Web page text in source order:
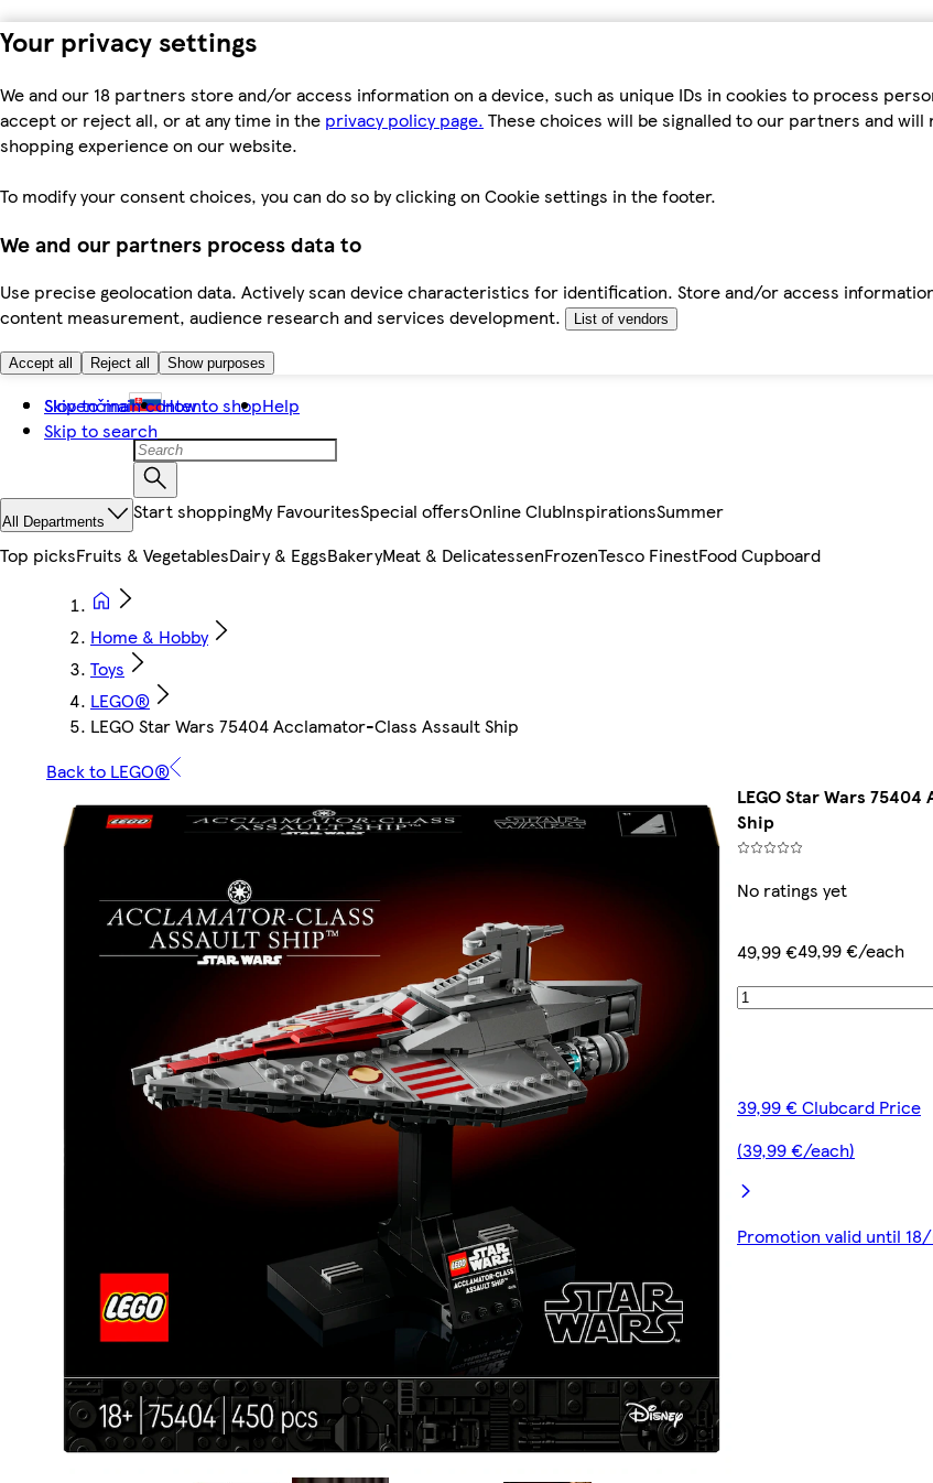
Your privacy settings
We and our 18 partners store and/or access information on a device, such as unique IDs in cookies to process
accept or reject all, or at any time in the privacy policy page. These choices will be signalled to our partners and
shopping experience on our website.
To modify your consent choices, you can do so by clicking on Cookie settings in the footer.
We and our partners process data to
Use precise geolocation data. Actively scan device characteristics for identification. Store and/or access
content measurement, audience research and services development.
List of vendors
Accept all Reject all Show purposes
Skip to main content
Skip to search
Slovenčina How to shopHelp
All Departments Start shoppingMy FavouritesSpecial offersOnline ClubInspirationsSummer
Top picksFruits & VegetablesDairy & EggsBakeryMeat & DelicatessenFrozenTesco FinestFood Cupboard
Home & Hobby
Toys
LEGO®
LEGO Star Wars 75404 Acclamator-Class Assault Ship
Back to LEGO®
LEGO Star Wars
Ship
No ratings yet
49,99 €49,99 €/each
39,99 € Clubcard Price
(39,99 €/each)
Promotion valid until